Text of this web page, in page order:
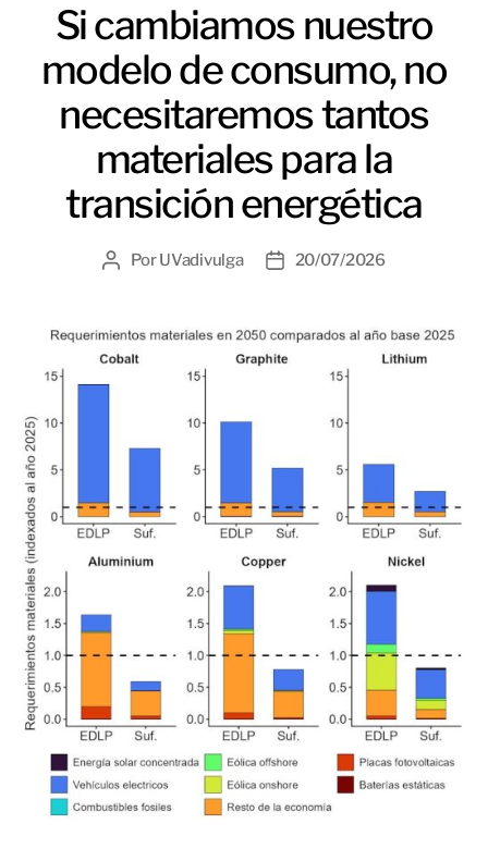
Si cambiamos nuestro
modelo de consumo, no
necesitaremos tantos
materiales para la
transición energética
PorUVadivulga 20/07/2026